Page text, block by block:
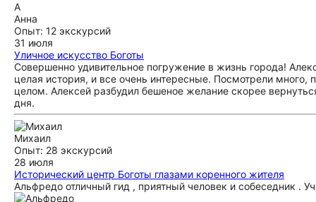
А
Анна
Опыт: 12 экскурсий
31 июля
Уличное искусство Боготы
Совершенно удивительное погружение в жизнь города!
целая история, и все очень интересные. Посмотрели много,
целом. Алексей разбудил бешеное желание скорее
дня.
Михаил
Опыт: 28 экскурсий
28 июля
Исторический центр Боготы глазами коренного жителя
Альфредо отличный гид , приятный человек и собеседник .